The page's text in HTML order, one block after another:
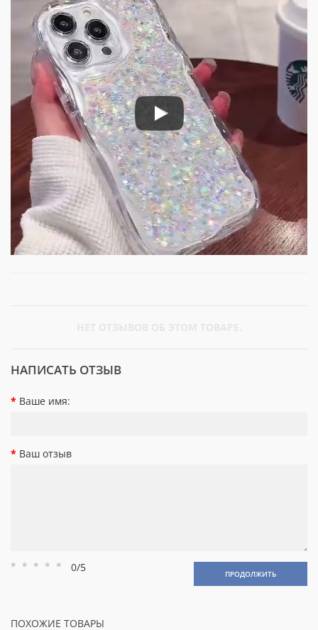
НАПИСАТЬ ОТЗЫВ
Ваше имя:
Ваш отзыв
Рейтинг
Рейтинг
Рейтинг
Рейтинг
Рейтинг
0/5 ПРОДОЛЖИТЬ
ПОХОЖИЕ ТОВАРЫ